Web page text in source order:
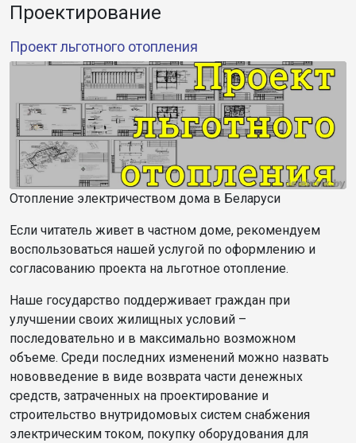
Проектирование
Проект льготного отопления
Отопление электричеством дома в Беларуси
Если читатель живет в частном доме, рекомендуем
воспользоваться нашей услугой по оформлению и
согласованию проекта на льготное отопление.
Наше государство поддерживает граждан при
улучшении своих жилищных условий –
последовательно и в максимально возможном
объеме. Среди последних изменений можно назвать
нововведение в виде возврата части денежных
средств, затраченных на проектирование и
строительство внутридомовых систем снабжения
электрическим током, покупку оборудования для